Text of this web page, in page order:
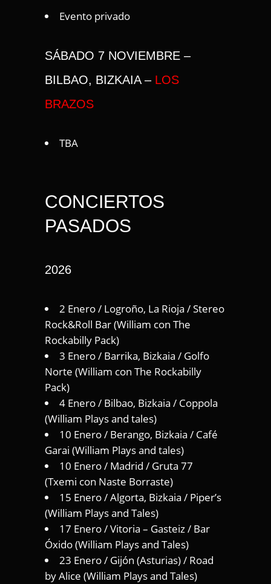
Evento privado
SÁBADO 7 NOVIEMBRE –
BILBAO, BIZKAIA – LOS
BRAZOS
TBA
CONCIERTOS
PASADOS
2026
2 Enero / Logroño, La Rioja / Stereo
Rock&Roll Bar (William con The
Rockabilly Pack)
3 Enero / Barrika, Bizkaia / Golfo
Norte (William con The Rockabilly
Pack)
4 Enero / Bilbao, Bizkaia / Coppola
(William Plays and tales)
10 Enero / Berango, Bizkaia / Café
Garai (William Plays and tales)
10 Enero / Madrid / Gruta 77
(Txemi con Naste Borraste)
15 Enero / Algorta, Bizkaia / Piper’s
(William Plays and Tales)
17 Enero / Vitoria – Gasteiz / Bar
Óxido (William Plays and Tales)
23 Enero / Gijón (Asturias) / Road
by Alice (William Plays and Tales)